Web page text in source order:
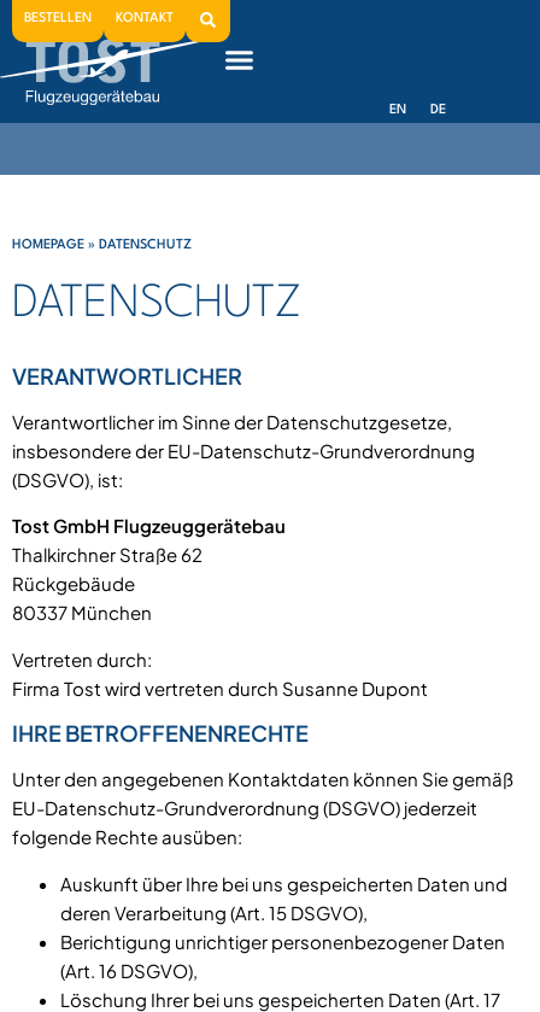
BESTELLEN KONTAKT
EN DE
HOMEPAGE » DATENSCHUTZ
DATENSCHUTZ
VERANTWORTLICHER
Verantwortlicher im Sinne der Datenschutzgesetze,
insbesondere der EU-Datenschutz-Grundverordnung
(DSGVO), ist:
Tost GmbH Flugzeuggerätebau
Thalkirchner Straße 62
Rückgebäude
80337 München
Vertreten durch:
Firma Tost wird vertreten durch Susanne Dupont
IHRE BETROFFENENRECHTE
Unter den angegebenen Kontaktdaten können Sie gemäß
EU-Datenschutz-Grundverordnung (DSGVO) jederzeit
folgende Rechte ausüben:
Auskunft über Ihre bei uns gespeicherten Daten und
deren Verarbeitung (Art. 15 DSGVO),
Berichtigung unrichtiger personenbezogener Daten
(Art. 16 DSGVO),
Löschung Ihrer bei uns gespeicherten Daten (Art. 17